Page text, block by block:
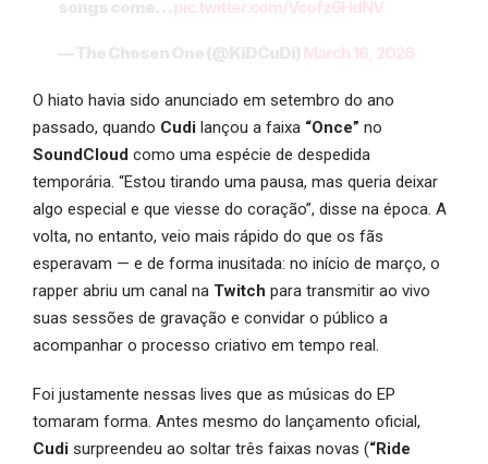
pic.twitter.com/Vcofz6HdNV
March 16, 2026
O hiato havia sido anunciado em setembro do ano
passado, quando Cudi lançou a faixa “Once” no
SoundCloud como uma espécie de despedida
temporária. “Estou tirando uma pausa, mas queria deixar
algo especial e que viesse do coração”, disse na época. A
volta, no entanto, veio mais rápido do que os fãs
esperavam — e de forma inusitada: no início de março, o
rapper abriu um canal na Twitch para transmitir ao vivo
suas sessões de gravação e convidar o público a
acompanhar o processo criativo em tempo real.
Foi justamente nessas lives que as músicas do EP
tomaram forma. Antes mesmo do lançamento oficial,
Cudi surpreendeu ao soltar três faixas novas (“Ride